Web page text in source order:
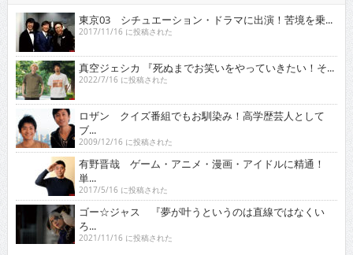
東京03 シチュエーション・ドラマに出演！苦境を乗...
2017/11/16 に投稿された
真空ジェシカ 『死ぬまでお笑いをやっていきたい！そ...
2022/7/16 に投稿された
ロザン クイズ番組でもお馴染み！高学歴芸人として
ブ...
2009/12/16 に投稿された
有野晋哉 ゲーム・アニメ・漫画・アイドルに精通！
単...
2017/5/16 に投稿された
ゴー☆ジャス 『夢が叶うというのは直線ではなくい
ろ...
2021/11/16 に投稿された